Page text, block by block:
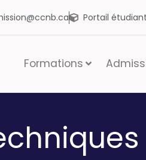
Portail
Formations